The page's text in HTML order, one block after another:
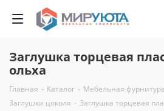
Заглушка торцевая
ольха
Главная - Каталог - Мебельная фурнитура
Заглушки цоколя - Заглушка торцевая